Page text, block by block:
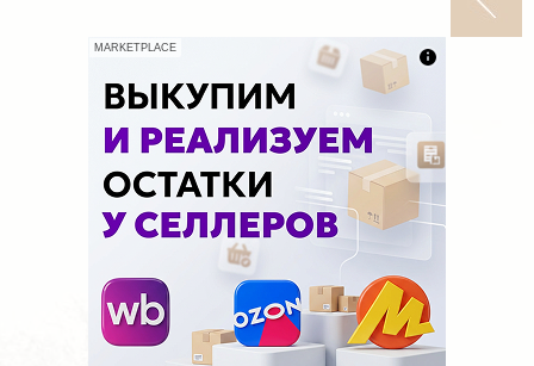
MARKETPLACE